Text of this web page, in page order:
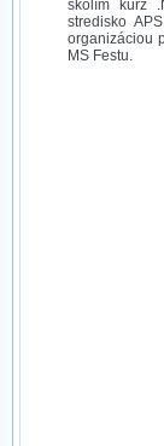
školím kurz
stredisko
organizáciou
MS Festu.